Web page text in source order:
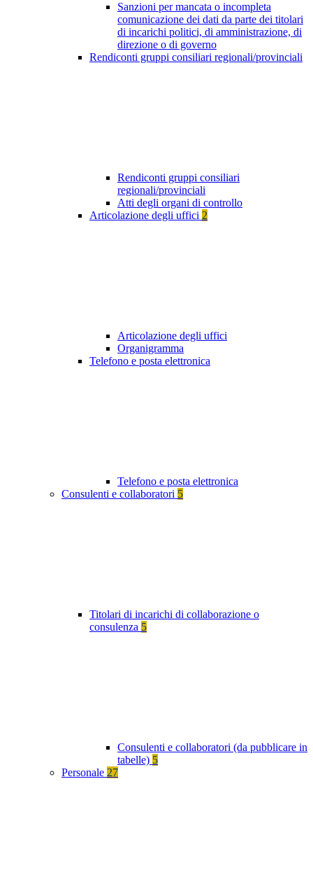
Sanzioni per mancata o incompleta
comunicazione dei dati da parte dei titolari
di incarichi politici, di amministrazione, di
direzione o di governo
Rendiconti gruppi consiliari regionali/provinciali
Rendiconti gruppi consiliari
regionali/provinciali
Atti degli organi di controllo
Articolazione degli uffici 2
Articolazione degli uffici
Organigramma
Telefono e posta elettronica
Telefono e posta elettronica
Consulenti e collaboratori 5
Titolari di incarichi di collaborazione o
consulenza 5
Consulenti e collaboratori (da pubblicare in
tabelle) 5
Personale 27